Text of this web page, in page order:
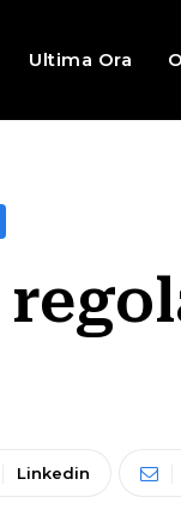
Ultima Ora
Linkedin